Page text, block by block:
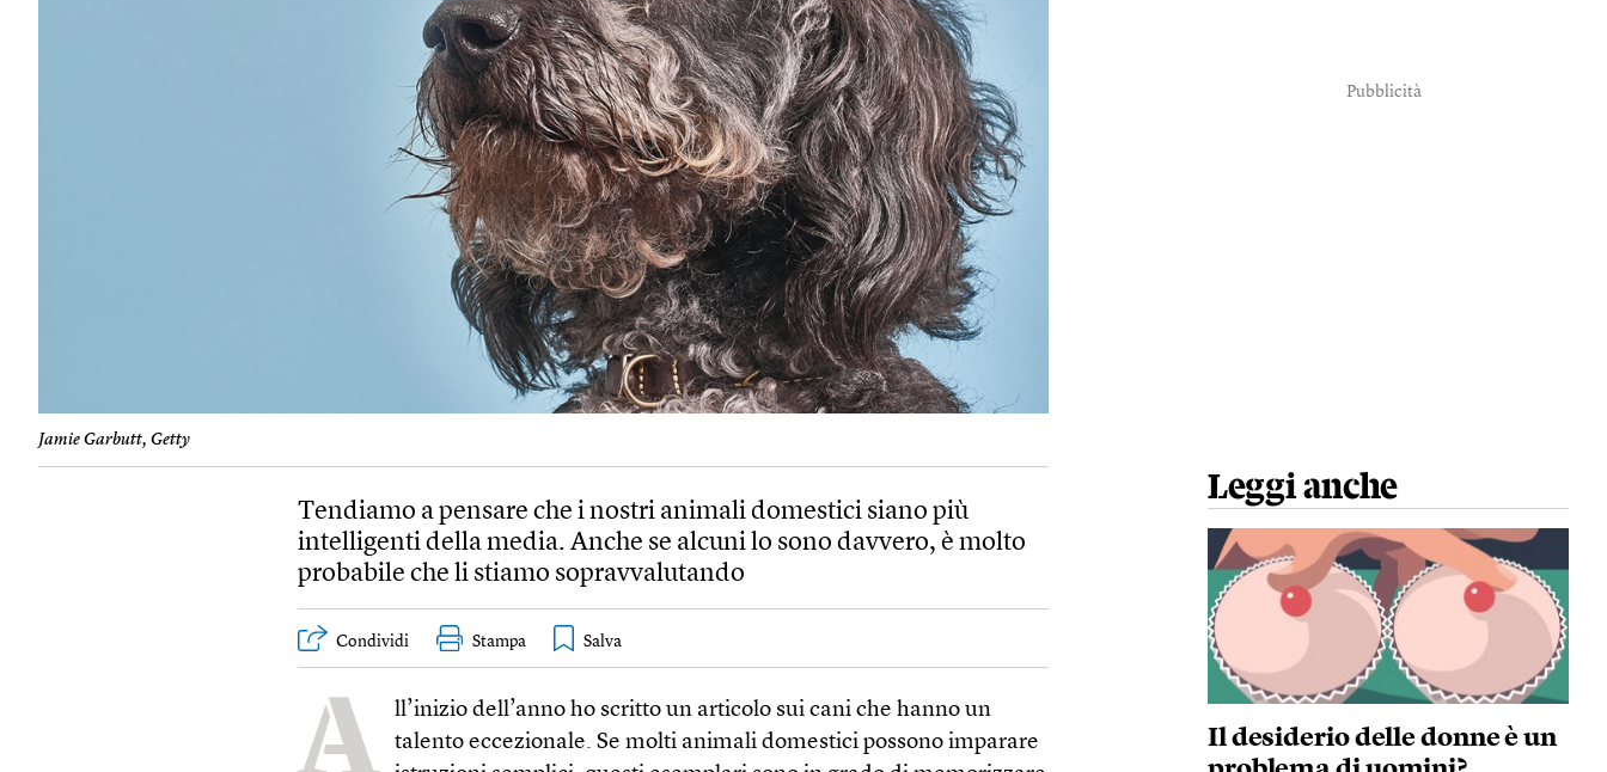
Jamie Garbutt, Getty
Pubblicità
Tendiamo a pensare che i nostri animali domestici siano più
intelligenti della media. Anche se alcuni lo sono davvero, è molto
probabile che li stiamo sopravvalutando
Condividi Stampa
A
ll’inizio dell’anno ho scritto un articolo sui cani che hanno un
talento eccezionale. Se molti animali domestici possono imparare
Leggi anche
Il desiderio delle donne è un